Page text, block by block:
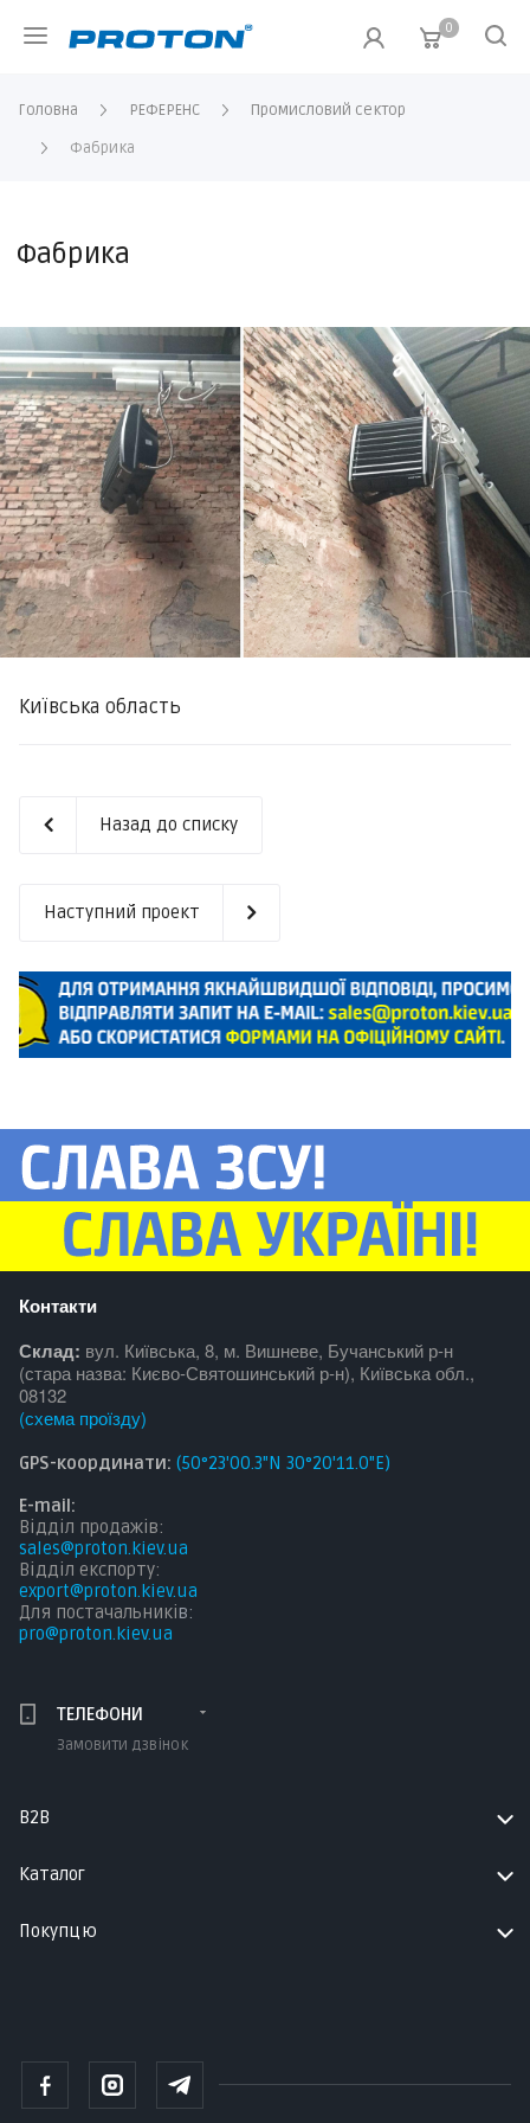
0
Головна РЕФЕРЕНС
Промисловий сектор
Фабрика
Фабрика
Київська область
Назад до списку
Наступний проект
Контакти
Склад: вул. Київська, 8, м. Вишневе, Бучанський р-н
(стара назва: Києво-Святошинський р-н), Київська обл.,
08132
(схема проїзду)
GPS-координати: (50°23'00.3"N 30°20'11.0"E)
E-mail:
Відділ продажів:
sales@proton.kiev.ua
Відділ експорту:
export@proton.kiev.ua
Для постачальників:
pro@proton.kiev.ua
ТЕЛЕФОНИ
Замовити дзвінок
B2B
Каталог
Покупцю